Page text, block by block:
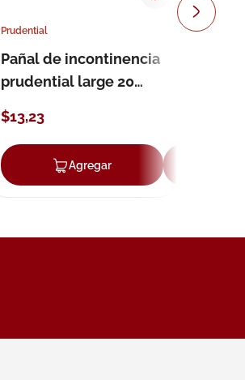
Agregar
Prudential
Pañal de incontinencia
prudential large 20
$13,23
Agregar